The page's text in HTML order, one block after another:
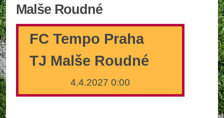
Malše Roudné
FC Tempo Praha
TJ Malše Roudné
4.4.2027 0:00